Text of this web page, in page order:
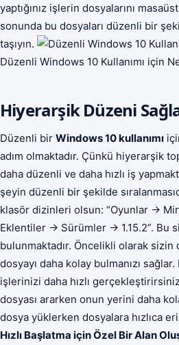
yaptığınız işlerin dosyalarını
sonunda bu dosyaları düzenli bir
taşıyın.
Düzenli Windows 10 Kullanımı için
Hiyerarşik Düzeni
Düzenli bir Windows 10 kullanımı
adım olmaktadır. Çünkü hiyerarşik
daha düzenli ve daha hızlı iş
şeyin düzenli bir şekilde
klasör dizinleri olsun: “Oyunlar ->
Eklentiler -> Sürümler -> 1.15.2”. Bu
bulunmaktadır. Öncelikli olarak
dosyayı daha kolay bulmanızı
işlerinizi daha hızlı
dosyası ararken onun yerini daha
dosya yüklerken dosyalara hızlıca
Hızlı Başlatma için Özel Bir Alan